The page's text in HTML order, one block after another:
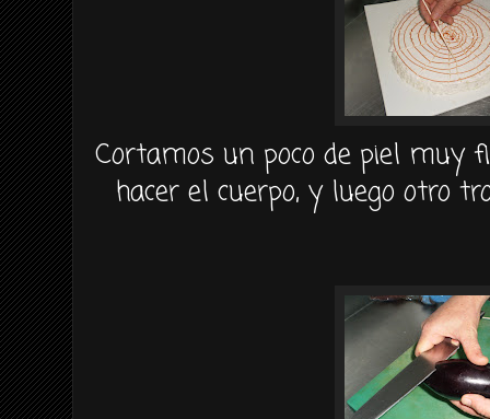
Cortamos un poco de piel muy
hacer el cuerpo, y luego otro